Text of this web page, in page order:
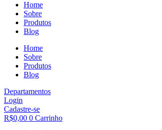
Home
Sobre
Produtos
Blog
Home
Sobre
Produtos
Blog
Departamentos
Login
Cadastre-se
R$0,00 0 Carrinho